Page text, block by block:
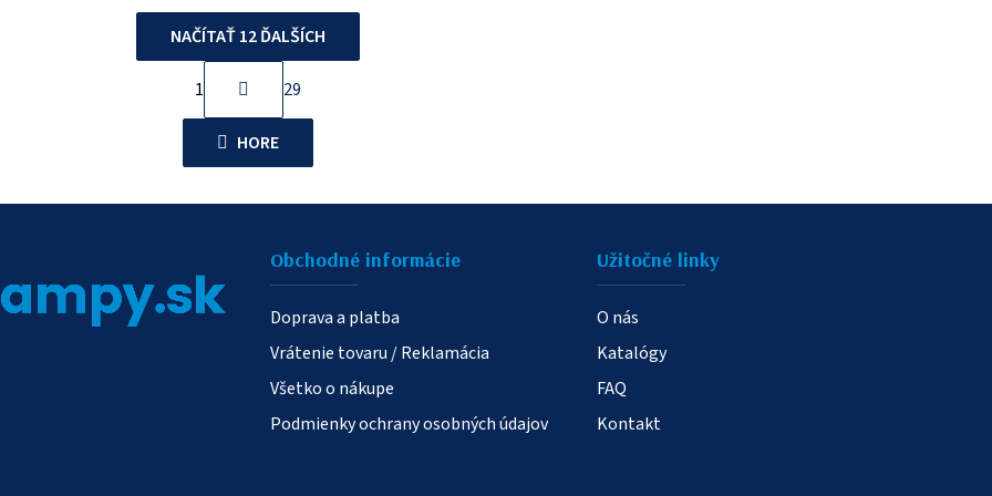
O
v
l
á
NAČÍTAŤ 12 ĎALŠÍCH
t
r
á
k
1 29
HORE
Obchodné informácie
Doprava a platba
Vrátenie tovaru / Reklamácia
Všetko o nákupe
Podmienky ochrany osobných údajov
Užitočné linky
O nás
Katalógy
FAQ
Kontakt